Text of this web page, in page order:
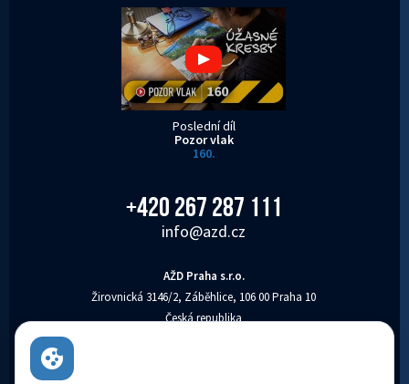
Poslední díl
Pozor vlak
160.
+420 267 287 111
info@azd.cz
AŽD Praha s.r.o.
Žirovnická 3146/2, Záběhlice, 106 00 Praha 10
Česká republika
AŽD Praha s.r.o. je zapsaná v obchodním rejstříku vedeném Městským soudem v